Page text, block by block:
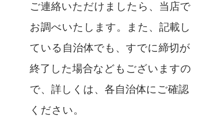
ご連絡いただけましたら、当店で
お調べいたします。また、記載し
ている自治体でも、すでに締切が
終了した場合などもございますの
で、詳しくは、各自治体にご確認
ください。